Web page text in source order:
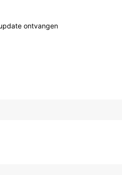
ontvangen